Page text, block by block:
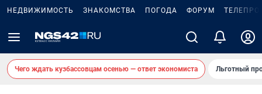
НЕДВИЖИМОСТЬ ЗНАКОМСТВА ПОГОДА ФОРУМ
Чего ждать кузбассовцам осенью — ответ экономиста Льготный